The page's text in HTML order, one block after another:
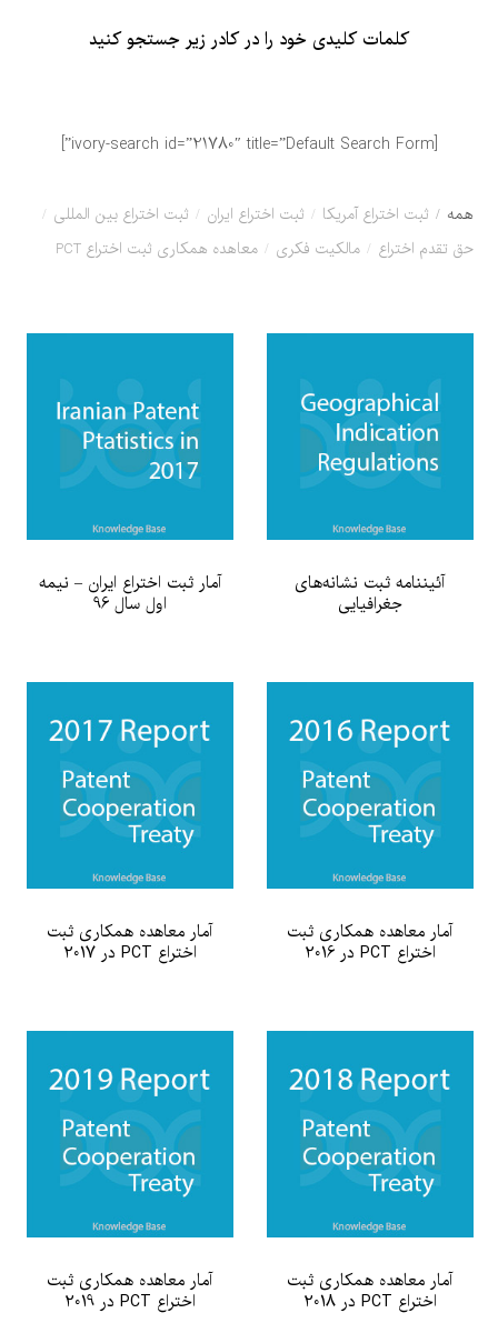
کلمات کلیدی خود را در کادر زیر جستجو کنید
[ivory-search id=”21780″ title=”Default Search Form”]
همه ثبت اختراع آمریکا ثبت اختراع ایران
ثبت اختراع بین المللی
حق تقدم اختراع
مالکیت فکری معاهده همکاری ثبت اختراع PCT
آئين‎نامه ثبت نشانه‌های
جغرافيايی
آمار ثبت اختراع ایران – نیمه
اول سال 96
آمار معاهده همکاری ثبت
اختراع PCT در 2016
آمار معاهده همکاری ثبت
اختراع PCT در 2017
آمار معاهده همکاری ثبت
اختراع PCT در 2018
آمار معاهده همکاری ثبت
اختراع PCT در 2019